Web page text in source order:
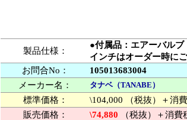
製品仕様：
●付属品：エアーバル
インチはオーダー時に
お問合No：
105013683004
メーカー名：
タナベ（TANABE）
標準価格：
\104,000 （税抜）＋消
販売価格：
\74,880 （税抜）＋消費